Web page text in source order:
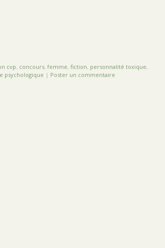
cvp, concours, femme, fiction, personnalité toxique,
psychologique | Poster un commentaire